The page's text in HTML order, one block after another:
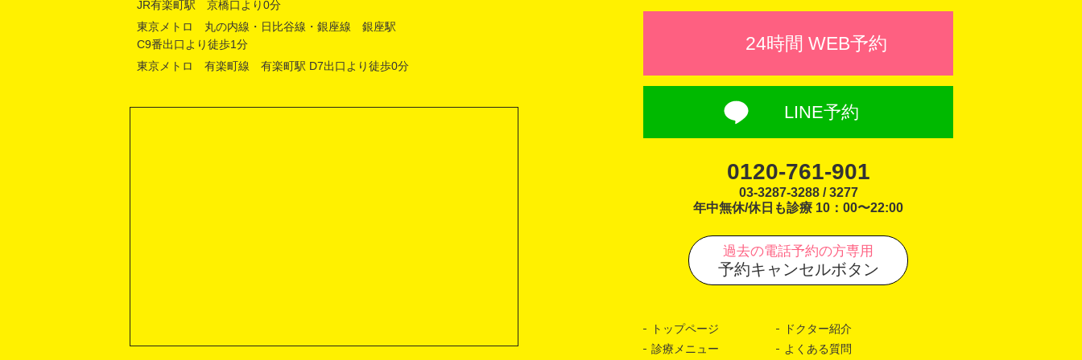
JR有楽町駅 京橋口より0分
東京メトロ 丸の内線・日比谷線・銀座線 銀座駅
C9番出口より徒歩1分
東京メトロ 有楽町線 有楽町駅 D7出口より徒歩0分
24時間 WEB予約
LINE予約
0120-761-901
03-3287-3288 / 3277
年中無休/休日も診療 10：00〜22:00
過去の電話予約の方専用
予約キャンセルボタン
トップページ
ドクター紹介
診療メニュー
よくある質問